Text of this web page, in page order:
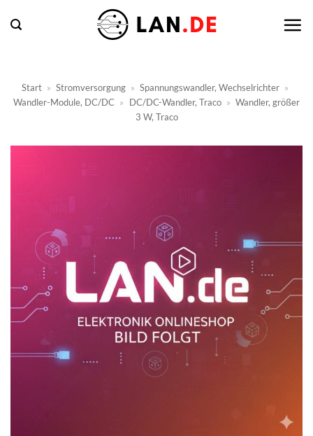
Inhalt
Start » Stromversorgung » Spannungswandler, Wechselrichter »
Wandler-Module, DC/DC » DC/DC-Wandler, Traco » Wandler, größer
3 W, Traco